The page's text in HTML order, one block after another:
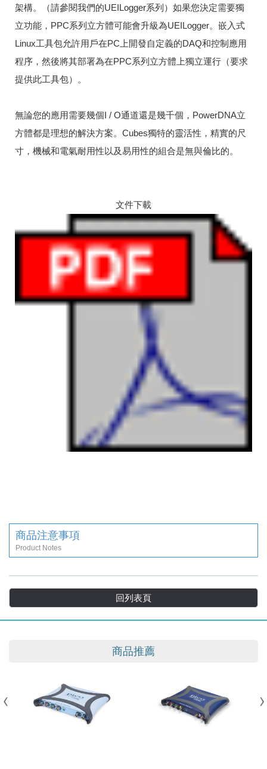
架構。
（請參閱我們的UEILogger系列）如果您決定需要獨
立功能，PPC系列立方體可能會升級為UEILogger。 嵌入式
Linux工具包允許用戶在PC上開發自定義的DAQ和控制應用
程序，然後將其部署為在PPC系列立方體上獨立運行（要求
提供此工具包）。
無論您的應用需要幾個I / O通道還是幾千個，PowerDNA立
方體都是理想的解決方案。 Cubes獨特的靈活性，精實的尺
寸，機械和電氣耐用性以及易用性的組合是無與倫比的。
文件下載
商品注意事項
Product Notes
回列表頁
商品推薦